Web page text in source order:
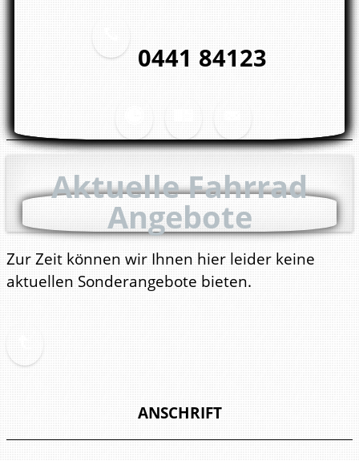
0441 84123
Aktuelle Fahrrad
Angebote
Zur Zeit können wir Ihnen hier leider keine
aktuellen Sonderangebote bieten.
ANSCHRIFT